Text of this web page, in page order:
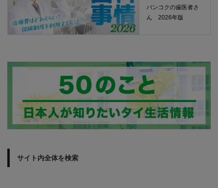
バンコクの歯医者さ
ん 2026年版
サイト内全体を検索